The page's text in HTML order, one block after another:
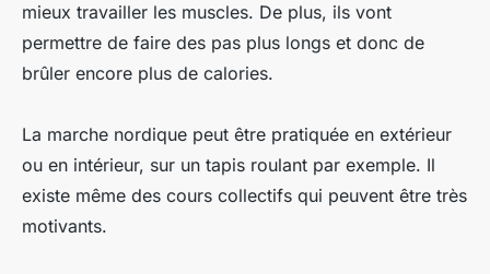
mieux travailler les muscles. De plus, ils vont
permettre de faire des pas plus longs et donc de
brûler encore plus de calories.
La marche nordique peut être pratiquée en extérieur
ou en intérieur, sur un tapis roulant par exemple. Il
existe même des cours collectifs qui peuvent être très
motivants.